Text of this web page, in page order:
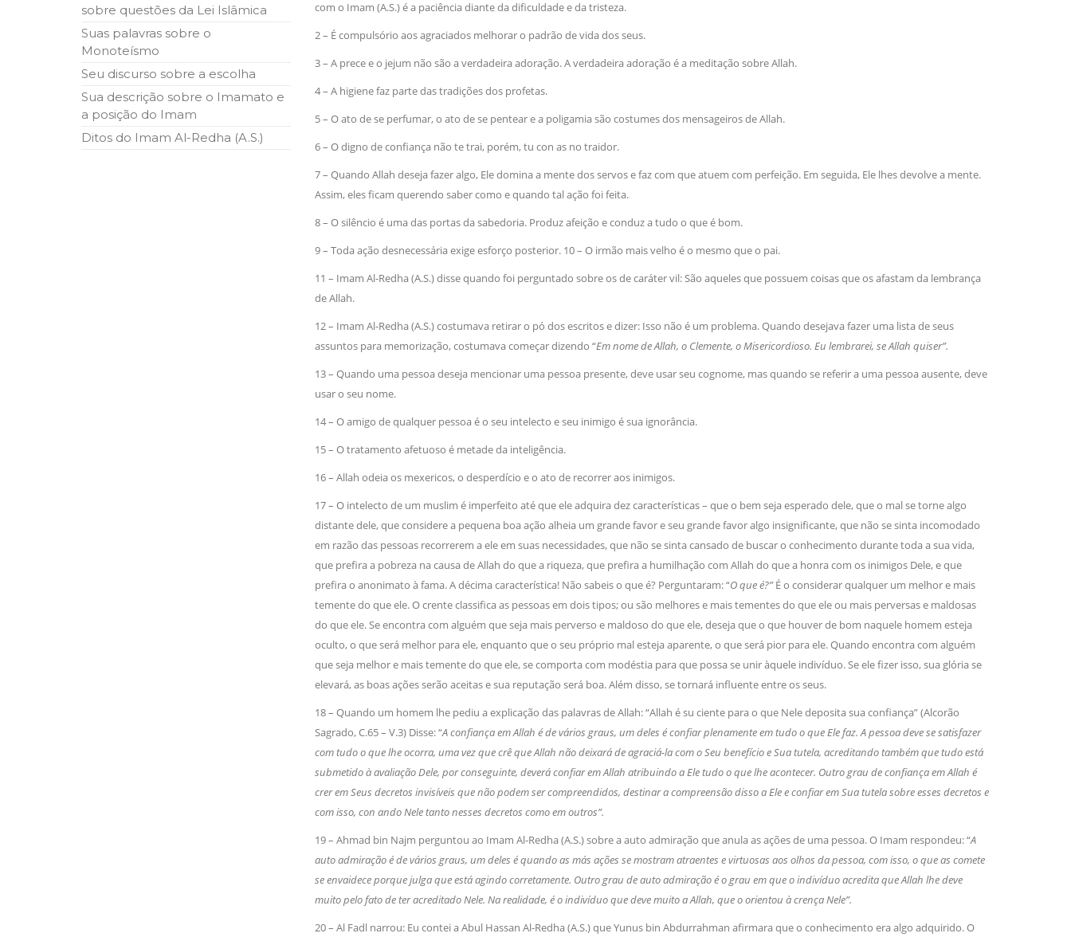
10 DE NOVEMBRO DE 2013
Em nome de Deus, o Clemente, o Misericordioso! Diante da data em que
relembramos o martírio do quarto Imam dos muçulmanos, o Imam Ali Ibn Al-
Hussein Ibn Ali Ibn Abi Táleb (A.S.), conhecido por “Zein Al-Ábidin” (Formosura
NOTÍCIAS
3 DE JULHO DE 2014
Relações Exteriores da República Islâmica do Irã
sobre questões da Lei Islâmica
Suas palavras sobre o
Monoteísmo
Seu discurso sobre a escolha
Sua descrição sobre o Imamato e
a posição do Imam
Ditos do Imam Al-Redha (A.S.)
com o Imam (A.S.) é a paciência diante da dificuldade e da tristeza.
2 – É compulsório aos agraciados melhorar o padrão de vida dos seus.
3 – A prece e o jejum não são a verdadeira adoração. A verdadeira adoração é a meditação sobre Allah.
4 – A higiene faz parte das tradições dos profetas.
5 – O ato de se perfumar, o ato de se pentear e a poligamia são costumes dos mensageiros de Allah.
6 – O digno de confiança não te trai, porém, tu con as no traidor.
7 – Quando Allah deseja fazer algo, Ele domina a mente dos servos e faz com que atuem com perfeição. Em seguida, Ele lhes devolve a mente.
Assim, eles ficam querendo saber como e quando tal ação foi feita.
8 – O silêncio é uma das portas da sabedoria. Produz afeição e conduz a tudo o que é bom.
9 – Toda ação desnecessária exige esforço posterior. 10 – O irmão mais velho é o mesmo que o pai.
11 – Imam Al-Redha (A.S.) disse quando foi perguntado sobre os de caráter vil: São aqueles que possuem coisas que os afastam da lembrança
de Allah.
12 – Imam Al-Redha (A.S.) costumava retirar o pó dos escritos e dizer: Isso não é um problema. Quando desejava fazer uma lista de seus
assuntos para memorização, costumava começar dizendo “Em nome de Allah, o Clemente, o Misericordioso. Eu lembrarei, se Allah quiser”.
13 – Quando uma pessoa deseja mencionar uma pessoa presente, deve usar seu cognome, mas quando se referir a uma pessoa ausente, deve
usar o seu nome.
14 – O amigo de qualquer pessoa é o seu intelecto e seu inimigo é sua ignorância.
15 – O tratamento afetuoso é metade da inteligência.
16 – Allah odeia os mexericos, o desperdício e o ato de recorrer aos inimigos.
17 – O intelecto de um muslim é imperfeito até que ele adquira dez características – que o bem seja esperado dele, que o mal se torne algo
distante dele, que considere a pequena boa ação alheia um grande favor e seu grande favor algo insignificante, que não se sinta incomodado
em razão das pessoas recorrerem a ele em suas necessidades, que não se sinta cansado de buscar o conhecimento durante toda a sua vida,
que prefira a pobreza na causa de Allah do que a riqueza, que prefira a humilhação com Allah do que a honra com os inimigos Dele, e que
prefira o anonimato à fama. A décima característica! Não sabeis o que é? Perguntaram: “O que é?”É o considerar qualquer um melhor e mais
temente do que ele. O crente classifica as pessoas em dois tipos; ou são melhores e mais tementes do que ele ou mais perversas e maldosas
do que ele. Se encontra com alguém que seja mais perverso e maldoso do que ele, deseja que o que houver de bom naquele homem esteja
oculto, o que será melhor para ele, enquanto que o seu próprio mal esteja aparente, o que será pior para ele. Quando encontra com alguém
que seja melhor e mais temente do que ele, se comporta com modéstia para que possa se unir àquele indivíduo. Se ele fizer isso, sua glória se
elevará, as boas ações serão aceitas e sua reputação será boa. Além disso, se tornará influente entre os seus.
18 – Quando um homem lhe pediu a explicação das palavras de Allah: “Allah é su ciente para o que Nele deposita sua confiança” (Alcorão
Sagrado, C.65 – V.3) Disse: “A confiança em Allah é de vários graus, um deles é confiar plenamente em tudo o que Ele faz. A pessoa deve se satisfazer
com tudo o que lhe ocorra, uma vez que crê que Allah não deixará de agraciá-la com o Seu benefício e Sua tutela, acreditando também que tudo está
submetido à avaliação Dele, por conseguinte, deverá confiar em Allah atribuindo a Ele tudo o que lhe acontecer. Outro grau de confiança em Allah é
crer em Seus decretos invisíveis que não podem ser compreendidos, destinar a compreensão disso a Ele e confiar em Sua tutela sobre esses decretos e
com isso, con ando Nele tanto nesses decretos como em outros”.
19 – Ahmad bin Najm perguntou ao Imam Al-Redha (A.S.) sobre a auto admiração que anula as ações de uma pessoa. O Imam respondeu: “A
auto admiração é de vários graus, um deles é quando as más ações se mostram atraentes e virtuosas aos olhos da pessoa, com isso, o que as comete
se envaidece porque julga que está agindo corretamente. Outro grau de auto admiração é o grau em que o indivíduo acredita que Allah lhe deve
muito pelo fato de ter acreditado Nele. Na realidade, é o indivíduo que deve muito a Allah, que o orientou à crença Nele”.
20 – Al Fadl narrou: Eu contei a Abul Hassan Al-Redha (A.S.) que Yunus bin Abdurrahman afirmara que o conhecimento era algo adquirido. O